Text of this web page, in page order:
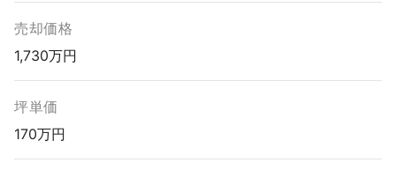
売却価格
1,730万円
坪単価
170万円